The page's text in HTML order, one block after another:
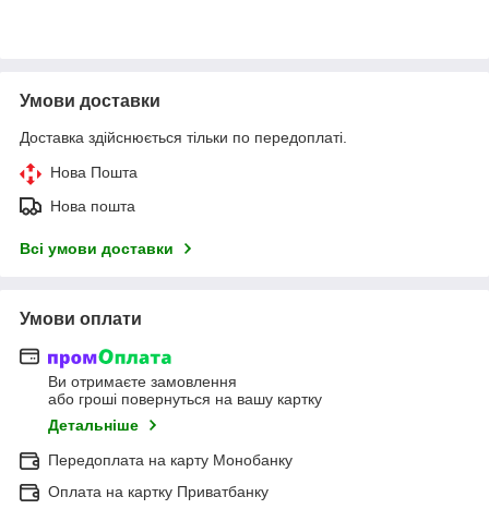
Умови доставки
Доставка здійснюється тільки по передоплаті.
Нова Пошта
Нова пошта
Всі умови доставки
Умови оплати
Ви отримаєте замовлення
або гроші повернуться на вашу картку
Детальніше
Передоплата на карту Монобанку
Оплата на картку Приватбанку